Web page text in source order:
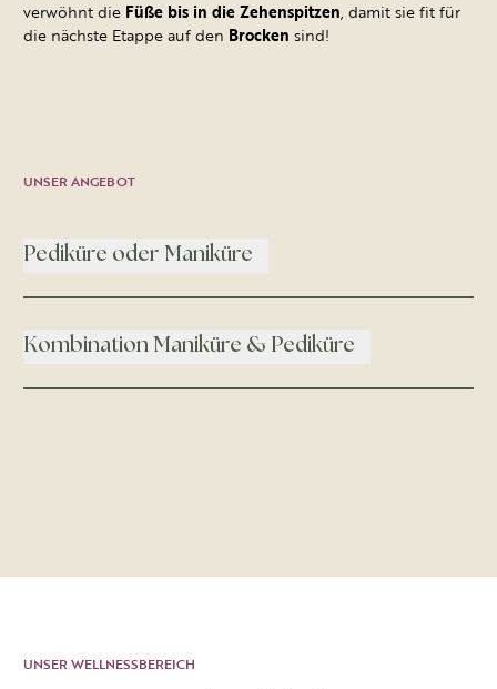
verwöhnt die Füße bis in die Zehenspitzen, damit sie fit für
die nächste Etappe auf den Brocken sind!
UNSER ANGEBOT
Pediküre oder Maniküre
Kombination Maniküre & Pediküre
UNSER WELLNESSBEREICH